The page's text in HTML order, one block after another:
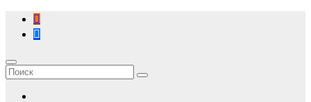
Перейти
содержимому